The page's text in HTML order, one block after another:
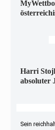
Harri
absoluter
Sein